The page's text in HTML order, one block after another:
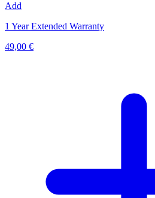
Add
1 Year Extended Warranty
49,00 €